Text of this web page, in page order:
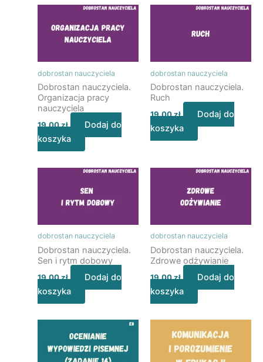
dobrostan nauczyciela
Dobrostan nauczyciela.
Organizacja pracy
nauczyciela
19,00zł
Dodaj do
koszyka
dobrostan nauczyciela
Dobrostan nauczyciela.
Ruch
19,00zł
Dodaj do
koszyka
dobrostan nauczyciela
Dobrostan nauczyciela.
Sen i rytm dobowy
19,00zł
Dodaj do
koszyka
dobrostan nauczyciela
Dobrostan nauczyciela.
Zdrowe odżywianie
19,00zł
Dodaj do
koszyka